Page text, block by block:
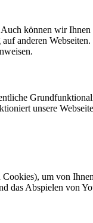
können wir
anderen
unsere
um von
das Abspielen von